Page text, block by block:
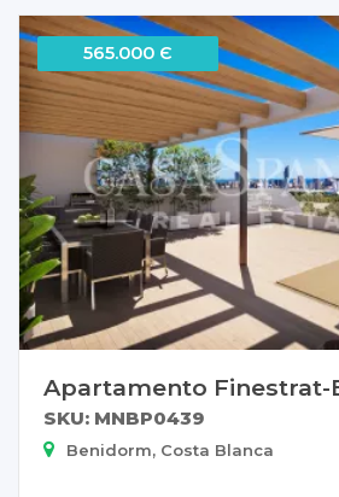
565.000 Є
Apartamento
SKU: MNBP0439
Benidorm, Costa Blanca